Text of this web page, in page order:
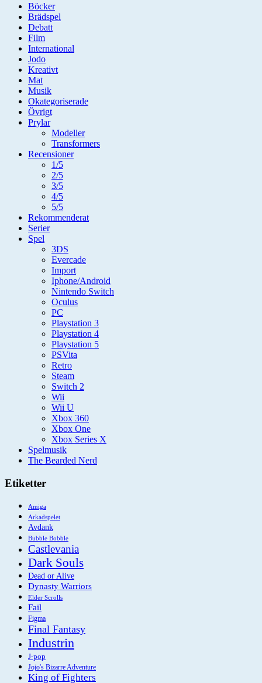
Böcker
Brädspel
Debatt
Film
International
Jodo
Kreativt
Mat
Musik
Okategoriserade
Övrigt
Prylar
Modeller
Transformers
Recensioner
1/5
2/5
3/5
4/5
5/5
Rekommenderat
Serier
Spel
3DS
Evercade
Import
Iphone/Android
Nintendo Switch
Oculus
PC
Playstation 3
Playstation 4
Playstation 5
PSVita
Retro
Steam
Switch 2
Wii
Wii U
Xbox 360
Xbox One
Xbox Series X
Spelmusik
The Bearded Nerd
Etiketter
Amiga
Arkadspelet
Avdank
Bubble Bobble
Castlevania
Dark Souls
Dead or Alive
Dynasty Warriors
Elder Scrolls
Fail
Figma
Final Fantasy
Industrin
J-pop
Jojo's Bizarre Adventure
King of Fighters